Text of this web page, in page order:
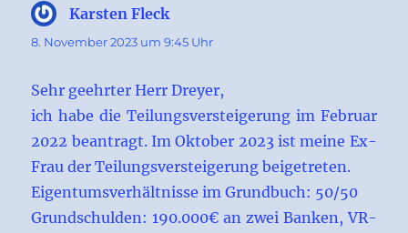
Karsten Flecksagt:
8. November 2023 um 9:45 Uhr
Sehr geehrter Herr Dreyer,
ich habe die Teilungsversteigerung im Februar
2022 beantragt. Im Oktober 2023 ist meine Ex-
Frau der Teilungsversteigerung beigetreten.
Eigentumsverhältnisse im Grundbuch: 50/50
Grundschulden: 190.000€ an zwei Banken, VR-